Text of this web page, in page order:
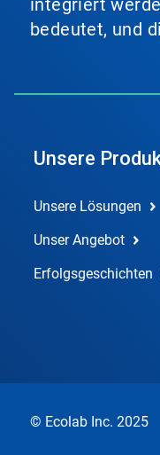
integriert
bedeutet, und
Unsere
Unsere Lösungen
Unser Angebot
Erfolgsgeschichten
© Ecolab Inc. 2025